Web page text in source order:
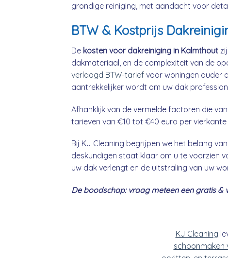
grondige reiniging, met aandacht voor
BTW & Kostprijs
De kosten voor dakreiniging in Kalmthout
dakmateriaal, en de complexiteit van de
verlaagd BTW-tarief voor woningen ouder
aantrekkelijker wordt om uw dak
Afhanklijk van de vermelde factoren die
tarieven van €10 tot €40 euro per vierkante
Bij KJ Cleaning begrijpen we het belang
deskundigen staat klaar om u te voorzien
uw dak verlengt en de uitstraling van uw
De boodschap: vraag meteen een gratis
KJ Cleaning
schoonmaken